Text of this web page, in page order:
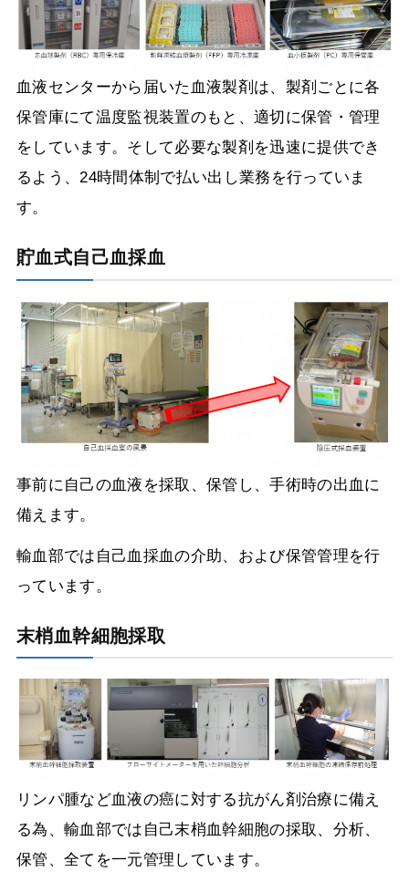
血液センターから届いた血液製剤は、製剤ごとに各
保管庫にて温度監視装置のもと、適切に保管・管理
をしています。そして必要な製剤を迅速に提供でき
るよう、24時間体制で払い出し業務を行っていま
す。
貯血式自己血採血
事前に自己の血液を採取、保管し、手術時の出血に
備えます。
輸血部では自己血採血の介助、および保管管理を行
っています。
末梢血幹細胞採取
リンパ腫など血液の癌に対する抗がん剤治療に備え
る為、輸血部では自己末梢血幹細胞の採取、分析、
保管、全てを一元管理しています。